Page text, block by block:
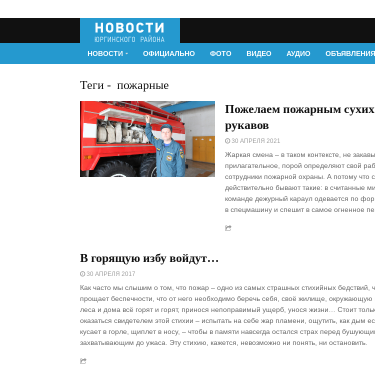
НОВОСТИ ОФИЦИАЛЬНО ФОТО ВИДЕО АУДИО ОБЪЯВЛЕНИЯ
Теги - пожарные
Пожелаем пожарным сухих
рукавов
30 АПРЕЛЯ 2021
Жаркая смена – в таком контексте, не
прилагательное, порой определяют свой
сотрудники пожарной охраны. А потому что
действительно бывают такие: в считанные
команде дежурный караул одевается по
в спецмашину и спешит в самое огненное
В горящую избу войдут…
30 АПРЕЛЯ 2017
Как часто мы слышим о том, что пожар – одно из самых страшных стихийных бедствий,
прощает беспечности, что от него необходимо беречь себя, своё жилище, окружающую
леса и дома всё горят и горят, принося непоправимый ущерб, унося жизни… Стоит
оказаться свидетелем этой стихии – испытать на себе жар пламени, ощутить, как дым
кусает в горле, щиплет в носу, – чтобы в памяти навсегда остался страх перед
захватывающим до ужаса. Эту стихию, кажется, невозможно ни понять, ни остановить.